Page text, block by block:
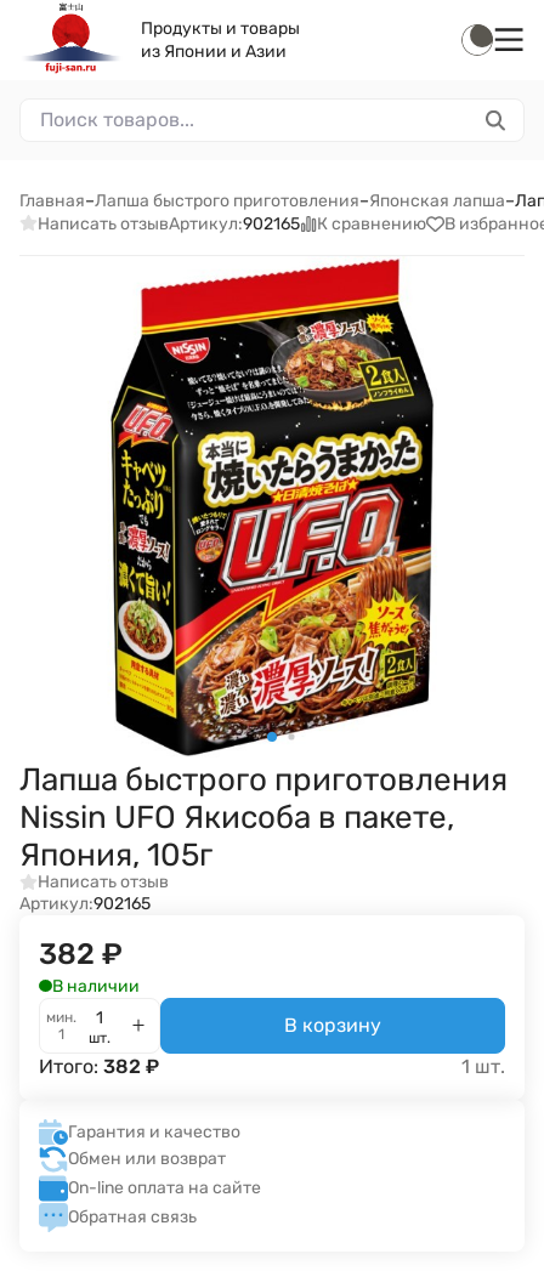
Продукты и товары
из Японии и Азии
Главная–Лапша быстрого приготовления–Японская лапша–
Написать отзывАртикул:902165 К сравнению В
Лапша быстрого приготовления
Nissin UFO Якисоба в пакете,
Япония, 105г
Написать отзыв
Артикул:902165
382 ₽
В наличии
мин.
1
шт.
В корзину
Итого: 382 ₽ 1 шт.
Гарантия и качество
Обмен или возврат
On-line оплата на сайте
Обратная связь